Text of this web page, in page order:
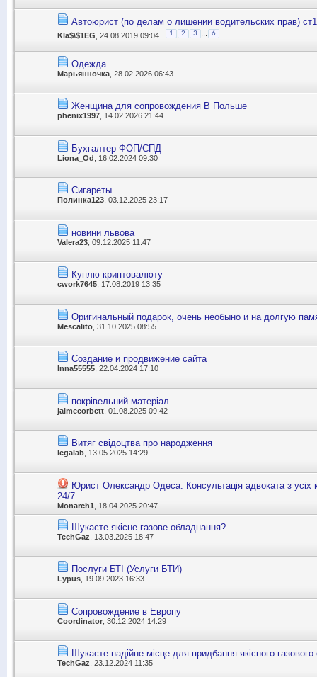
Автоюрист (по делам о лишении водительских прав)
Kla$\$1EG , 24.08.2019 09:04 1 2 3 6
Одежда
Марьянночка , 28.02.2026 06:43
Женщина для сопровождения В Польше
phenix1997 , 14.02.2026 21:44
Бухгалтер ФОП/СПД
Liona_Od , 16.02.2024 09:30
Сигареты
Полинка123 , 03.12.2025 23:17
новини львова
Valera23 , 09.12.2025 11:47
Куплю криптовалюту
cwork7645 , 17.08.2019 13:35
Оригинальный подарок, очень необыно и на долгую
Mescalito , 31.10.2025 08:55
Cоздание и продвижение сайта
Inna55555 , 22.04.2024 17:10
покрівельний матеріал
jaimecorbett , 01.08.2025 09:42
Витяг свідоцтва про народження
legalab , 13.05.2025 14:29
Юрист Олександр Одеса. Консультація адвоката з усіх
24/7.
Monarch1 , 18.04.2025 20:47
Шукаєте якісне газове обладнання?
TechGaz , 13.03.2025 18:47
Послуги БТІ (Услуги БТИ)
Lypus, 19.09.2023 16:33
Сопровождение в Европу
Coordinator , 30.12.2024 14:29
Шукаєте надійне місце для придбання якісного
TechGaz, 23.12.2024 11:35